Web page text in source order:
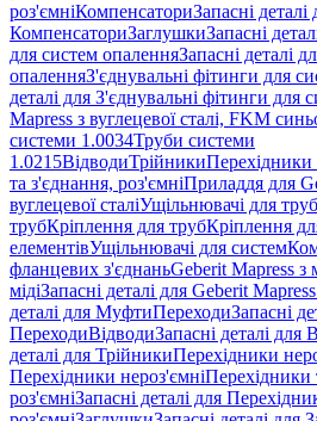
роз'ємніКомпенсаториЗапасні деталі
КомпенсаториЗаглушкиЗапасні
для систем опаленняЗапасні деталі
опаленняЗ'єднувальні фітинги для
деталі для З'єднувальні фітинги для
Mapress з вуглецевої сталі, FKM
системи 1.0034Труби системи
1.0215ВідводиТрійникиПерехідники
та з'єднання, роз'ємніПриладдя для
вуглецевої сталіУщільнювачі для труб
трубКріплення для трубКріплення
елементівУщільнювачі для систем
фланцевих з'єднаньGeberit Mapress з
мідіЗапасні деталі для Geberit Mapress
деталі для МуфтиПереходиЗапасні
ПереходиВідводиЗапасні деталі для
деталі для ТрійникиПерехідники
Перехідники нероз'ємніПерехідники
роз'ємніЗапасні деталі для